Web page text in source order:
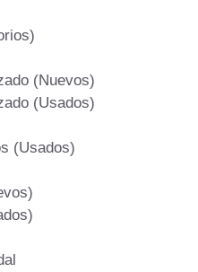
(Nuevos)
(Usados)
(Usados)